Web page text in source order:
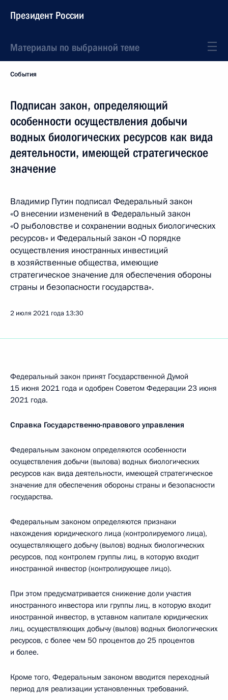
Президент России
Материалы по выбранной теме
События
Подписан закон, определяющий
особенности осуществления добычи
водных биологических ресурсов как вида
деятельности, имеющей стратегическое
значение
Владимир Путин подписал Федеральный закон
«О внесении изменений в Федеральный закон
«О рыболовстве и сохранении водных биологических
ресурсов» и Федеральный закон «О порядке
осуществления иностранных инвестиций
в хозяйственные общества, имеющие
стратегическое значение для обеспечения обороны
страны и безопасности государства».
2 июля 2021 года 13:30
Федеральный закон принят Государственной Думой
15 июня 2021 года и одобрен Советом Федерации 23 июня
2021 года.
Справка Государственно-правового управления
Федеральным законом определяются особенности
осуществления добычи (вылова) водных биологических
ресурсов как вида деятельности, имеющей стратегическое
значение для обеспечения обороны страны и безопасности
государства.
Федеральным законом определяются признаки
нахождения юридического лица (контролируемого лица),
осуществляющего добычу (вылов) водных биологических
ресурсов, под контролем группы лиц, в которую входит
иностранной инвестор (контролирующее лицо).
При этом предусматривается снижение доли участия
иностранного инвестора или группы лиц, в которую входит
иностранной инвестор, в уставном капитале юридических
лиц, осуществляющих добычу (вылов) водных биологических
ресурсов, с более чем 50 процентов до 25 процентов
и более.
Кроме того, Федеральным законом вводится переходный
период для реализации установленных требований.